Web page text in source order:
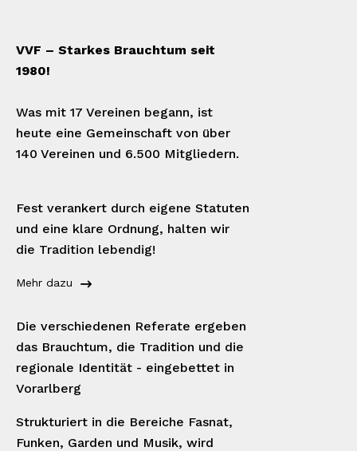
VVF – Starkes Brauchtum seit
1980!
Was mit 17 Vereinen begann, ist
heute eine Gemeinschaft von über
140 Vereinen und 6.500 Mitgliedern.
Fest verankert durch eigene Statuten
und eine klare Ordnung, halten wir
die Tradition lebendig!
Mehr dazu
Die verschiedenen Referate ergeben
das Brauchtum, die Tradition und die
regionale Identität - eingebettet in
Vorarlberg
Strukturiert in die Bereiche Fasnat,
Funken, Garden und Musik, wird